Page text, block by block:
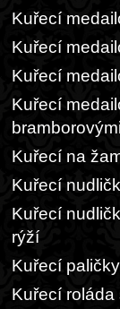
Kuřecí
Kuřecí
Kuřecí
Kuřecí
Kuřecí na
Kuřecí
Kuřecí
rýží
Kuřecí
Kuřecí roláda